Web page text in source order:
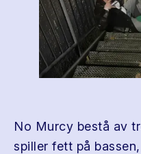
No Murcy bestå av
spiller fett på